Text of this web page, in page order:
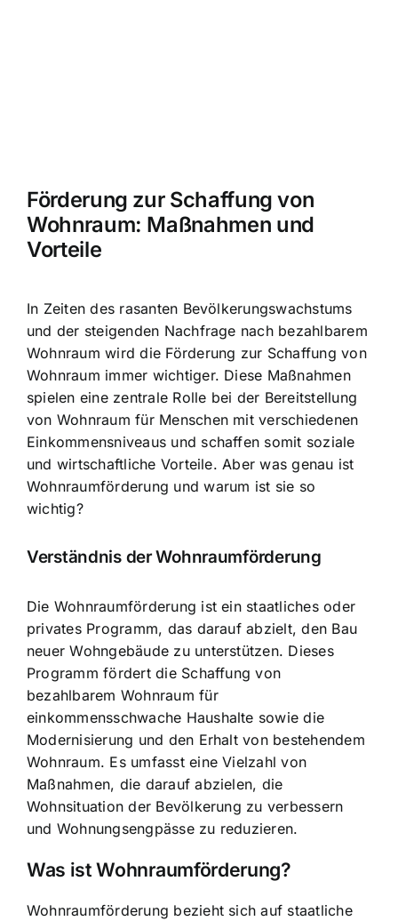
Förderung zur Schaffung von
Wohnraum: Maßnahmen und
Vorteile
In Zeiten des rasanten Bevölkerungswachstums
und der steigenden Nachfrage nach bezahlbarem
Wohnraum wird die Förderung zur Schaffung von
Wohnraum immer wichtiger. Diese Maßnahmen
spielen eine zentrale Rolle bei der Bereitstellung
von Wohnraum für Menschen mit verschiedenen
Einkommensniveaus und schaffen somit soziale
und wirtschaftliche Vorteile. Aber was genau ist
Wohnraumförderung und warum ist sie so
wichtig?
Verständnis der Wohnraumförderung
Die Wohnraumförderung ist ein staatliches oder
privates Programm, das darauf abzielt, den Bau
neuer Wohngebäude zu unterstützen. Dieses
Programm fördert die Schaffung von
bezahlbarem Wohnraum für
einkommensschwache Haushalte sowie die
Modernisierung und den Erhalt von bestehendem
Wohnraum. Es umfasst eine Vielzahl von
Maßnahmen, die darauf abzielen, die
Wohnsituation der Bevölkerung zu verbessern
und Wohnungsengpässe zu reduzieren.
Was ist Wohnraumförderung?
Wohnraumförderung bezieht sich auf staatliche